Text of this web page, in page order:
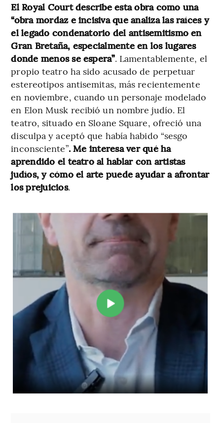
El Royal Court describe esta obra como una
“obra mordaz e incisiva que analiza las raíces y
el legado condenatorio del antisemitismo en
Gran Bretaña, especialmente en los lugares
donde menos se espera”. Lamentablemente, el
propio teatro ha sido acusado de perpetuar
estereotipos antisemitas, más recientemente
en noviembre, cuando un personaje modelado
en Elon Musk recibió un nombre judío. El
teatro, situado en Sloane Square, ofreció una
disculpa y aceptó que había habido “sesgo
inconsciente”. Me interesa ver qué ha
aprendido el teatro al hablar con artistas
judíos, y cómo el arte puede ayudar a afrontar
los prejuicios.